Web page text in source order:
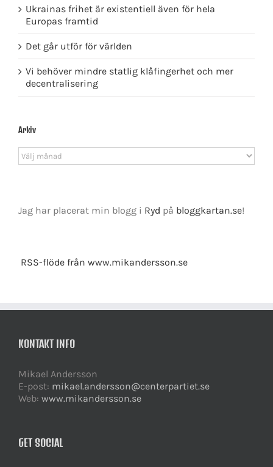
Ukrainas frihet är existentiell även för hela
Europas framtid
Det går utför för världen
Vi behöver mindre statlig klåfingerhet och mer
decentralisering
Arkiv
Arkiv
Jag har placerat min blogg i Ryd på bloggkartan.se!
RSS-flöde från www.mikandersson.se
KONTAKT INFO
Mikael Andersson
E-post: mikael.andersson@centerpartiet.se
Web: www.mikandersson.se
GET SOCIAL